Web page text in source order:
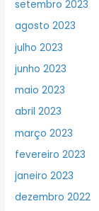
setembro 2023
agosto 2023
julho 2023
junho 2023
maio 2023
abril 2023
março 2023
fevereiro 2023
janeiro 2023
dezembro 2022